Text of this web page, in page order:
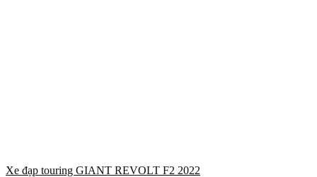
Xe đạp touring GIANT REVOLT F2 2022